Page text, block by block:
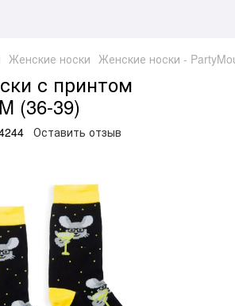
Женские носки Женские носки -
с принтом
(36-39)
Оставить отзыв